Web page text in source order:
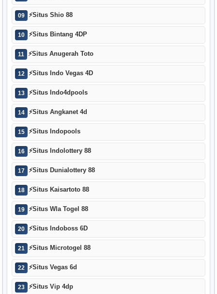
09 ⚡Situs Shio 88
10 ⚡Situs Bintang 4DP
11 ⚡Situs Anugerah Toto
12 ⚡Situs Indo Vegas 4D
13 ⚡Situs Indo4dpools
14 ⚡Situs Angkanet 4d
15 ⚡Situs Indopools
16 ⚡Situs Indolottery 88
17 ⚡Situs Dunialottery 88
18 ⚡Situs Kaisartoto 88
19 ⚡Situs Wla Togel 88
20 ⚡Situs Indoboss 6D
21 ⚡Situs Microtogel 88
22 ⚡Situs Vegas 6d
23 ⚡Situs Vip 4dp